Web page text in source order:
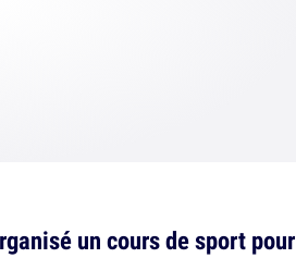
un cours de sport pour